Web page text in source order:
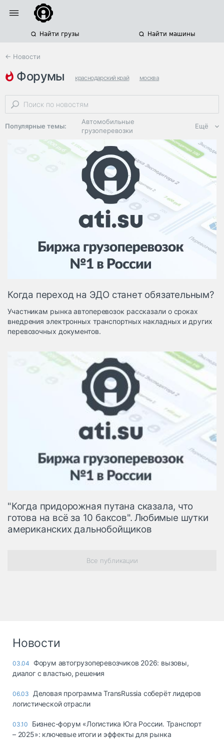
Найти грузы Найти машины
← Новости
форумы краснодарский край москва
автомобильные грузоперевозки
Популярные темы:
Автомобильные
грузоперевозки
Региональная
логистика
ЭДО, ИТ в
логистике
Дороги,
инфраструктура
Логистика, грузы
Негабаритные и
опасные грузы
Безопасность и
Таможня и ВЭД
Склады и
грузовые
терминалы
Спецтехника
Автосервис,
запчасти, шины
Топливо, масла и
автохимия
Дзен
Ещё
Когда переход на ЭДО станет обязательным?
Участникам рынка автоперевозок рассказали о сроках
внедрения электронных транспортных накладных и других
перевозочных документов.
"Когда придорожная путана сказала, что
готова на всё за 10 баксов". Любимые шутки
американских дальнобойщиков
Все публикации
Новости
03.04
Форум автогрузоперевозчиков 2026: вызовы,
диалог с властью, решения
06.03
Деловая программа TransRussia соберёт лидеров
логистической отрасли
03.10
Бизнес-форум «Логистика Юга России. Транспорт
– 2025»: ключевые итоги и эффекты для рынка